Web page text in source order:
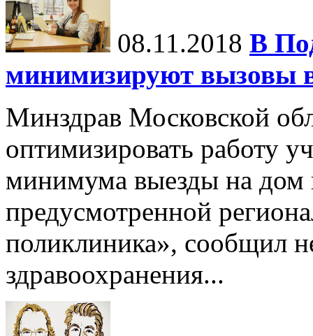
08.11.2018 В
минимизируют вызовы
Минздрав Московской
оптимизировать работу
минимума выезды на дом
предусмотренной
поликлиника», сообщил
здравоохранения...